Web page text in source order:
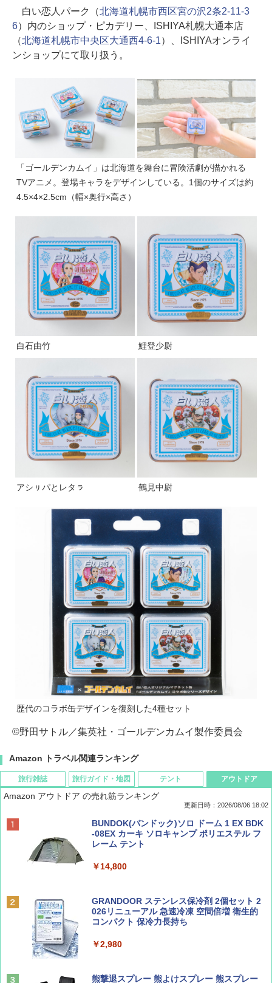
白い恋人パーク（北海道札幌市西区宮の沢2条2-11-3
6）内のショップ・ピカデリー、ISHIYA札幌大通本店
（北海道札幌市中央区大通西4-6-1）、ISHIYAオンライ
ンショップにて取り扱う。
「ゴールデンカムイ」は北海道を舞台に冒険活劇が描かれる
TVアニメ。登場キャラをデザインしている。1個のサイズは約
4.5×4×2.5cm（幅×奥行×高さ）
白石由竹 鯉登少尉
アシㇼパとレタㇻ 鶴見中尉
歴代のコラボ缶デザインを復刻した4種セット
©野田サトル／集英社・ゴールデンカムイ製作委員会
Amazon トラベル関連ランキング
旅行雑誌
ディズニーファン ２０２６年 ９月号 [雑
誌] (ＤＩＳＮＥＹ ＦＡＮ)
Coyote No.89 特集 星野道夫 夢見る旅
￥1,540
山と溪谷 2026年8月号「南アルプス大全」
旅行ガイド・地図
D40 地球の歩き方 チェンマイ タイ北部の魅
力的な町 2026～2027 地球の歩き方D アジア
A09 地球の歩き方 イタリア 2026～2027 地
球の歩き方A ヨーロッパ
A26 地球の歩き方 チェコ ポーランド スロヴ
テント
[キャンパーズコレクション 山善] ポップアッ
プテント 傘みたいに広げて畳める パッとサ
ッとサンシェード キューブ フルクローズ メ
&ハイキング カーキ PATC-150(KH)
PYKES PEAK (パイクスピーク) 着替えテン
人用 折りたたみ 防災グッズ 災害用トイレ ビ
アウトドア
Amazon アウトドア の売れ筋ランキング
更新日時：2026/08/06 18:02
BUNDOK(バンドック)ソロ ドーム 1 EX BDK
-08EX カーキ ソロキャンプ ポリエステル フ
レーム テント
￥14,800
GRANDOOR ステンレス保冷剤 2個セット 2
026リニューアル 急速冷凍 空間倍増 衛生的
コンパクト 保冷力長持ち
￥2,980
熊撃退スプレー 熊よけスプレー 熊スプレー